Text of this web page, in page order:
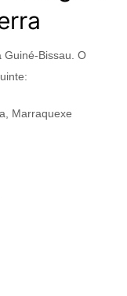
Guiné-Bissau. O
Marraquexe